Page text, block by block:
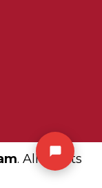
. All Rights